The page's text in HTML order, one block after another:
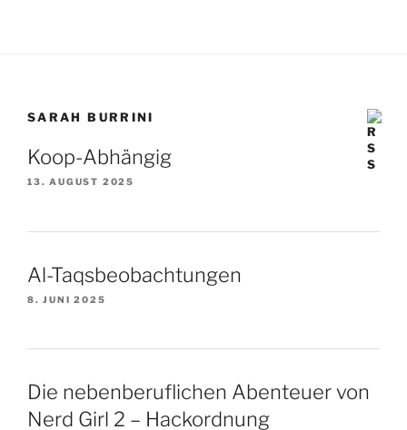
SARAH BURRINI
Koop-Abhängig
13. AUGUST 2025
Al-Taqsbeobachtungen
8. JUNI 2025
Die nebenberuflichen Abenteuer von
Nerd Girl 2 – Hackordnung